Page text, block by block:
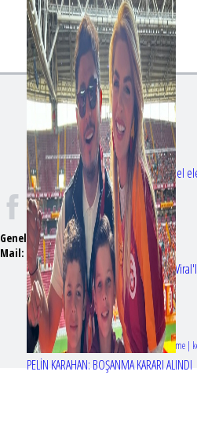
Bir dizi aşkı daha gerçek oldu: Sette el
Erol Köse'nin mektupları ilk kez Nur
PELİN KARAHAN: BOŞANMA KARARI ALINDI
Gündem Sağlık
Doktorlar
Genel Yayın Yönetmeni:Seyhan Erdağ
Mail:
emizmagazin@gmail.com
Tasarım & Geliştirme |